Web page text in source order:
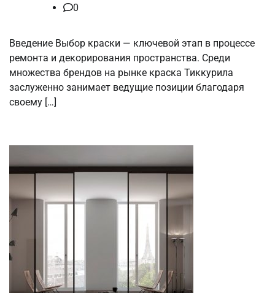
0
Введение Выбор краски — ключевой этап в процессе
ремонта и декорирования пространства. Среди
множества брендов на рынке краска Тиккурила
заслуженно занимает ведущие позиции благодаря
своему […]